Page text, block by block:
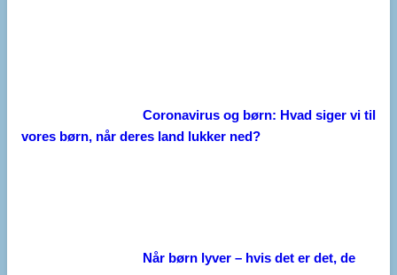
Coronavirus og børn: Hvad siger vi til
vores børn, når deres land lukker ned?
Når børn lyver – hvis det er det, de